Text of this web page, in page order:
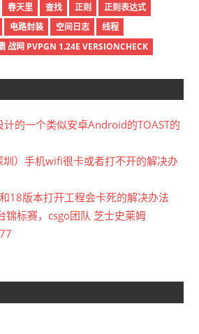
春天里 查找 正则
正则表达式
电路封装 空间日志
线程
战网 PVPGN 1.24E VERSIONCHECK
的一个类似安卓Android的TOAST的
圳）手机wifi很卡或者打不开的解决办
18版本打开工程会卡死的解决办法
锦标赛，csgo团队 芝士史莱姆